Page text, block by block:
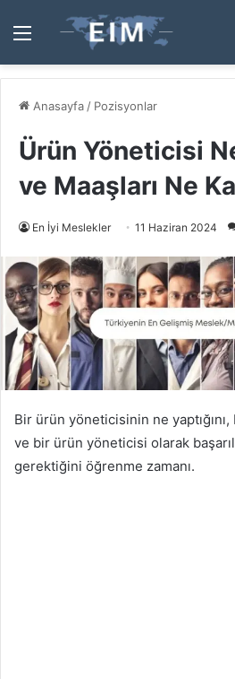
Menü
Anasayfa / Pozisyonlar
Ürün Yöneticisi
ve Maaşları Ne
En İyi Meslekler 11 Haziran 2024
Bir ürün yöneticisinin ne yaptığını,
ve bir ürün yöneticisi olarak
gerektiğini öğrenme zamanı.